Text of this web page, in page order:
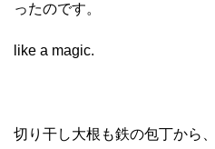
ったのです。
like a magic.
切り干し大根も鉄の包丁から